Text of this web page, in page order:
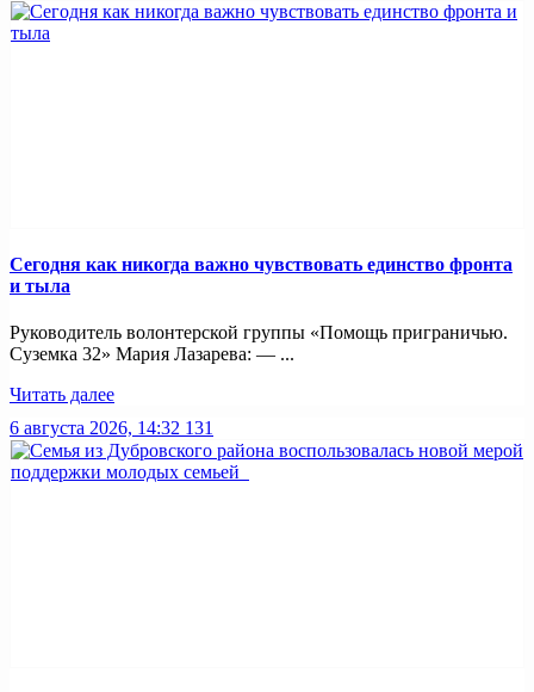
Сегодня как никогда важно чувствовать единство фронта
и тыла
Руководитель волонтерской группы «Помощь приграничью.
Суземка 32» Мария Лазарева: — ...
Читать далее
6 августа 2026, 14:32 131